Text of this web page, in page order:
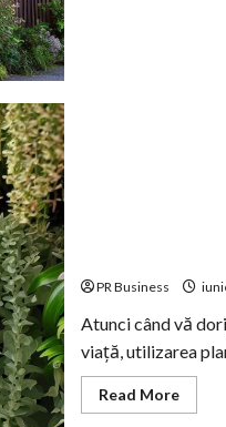
PR Business
Atunci când vă
viață, utilizarea
Read MoreRead
more